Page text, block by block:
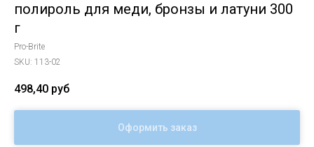
полироль для меди, бронзы и латуни 300
г
Pro-Brite
SKU: 113-02
498,40 руб
Оформить заказ